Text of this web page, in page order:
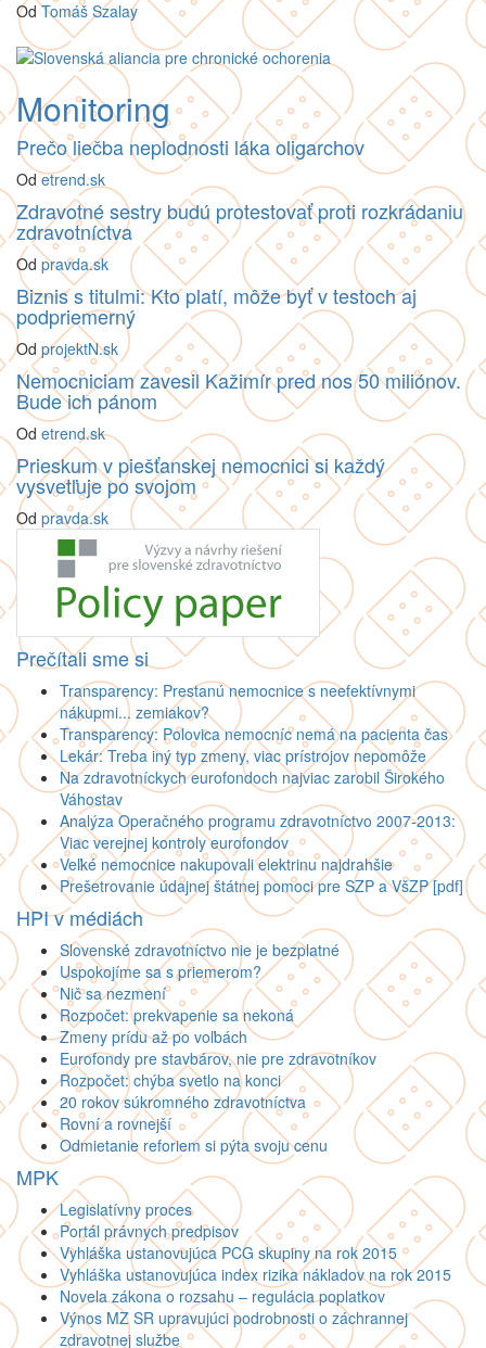
OdTomáš Szalay
Monitoring
Prečo liečba neplodnosti láka oligarchov
Odetrend.sk
Zdravotné sestry budú protestovať proti rozkrádaniu
zdravotníctva
Od pravda.sk
Biznis s titulmi: Kto platí, môže byť v testoch aj
podpriemerný
Od projektN.sk
Nemocniciam zavesil Kažimír pred nos 50 miliónov.
Bude ich pánom
Od etrend.sk
Prieskum v piešťanskej nemocnici si každý
vysvetľuje po svojom
Od pravda.sk
Prečítali sme si
Transparency: Prestanú nemocnice s neefektívnymi
nákupmi... zemiakov?
Transparency: Polovica nemocníc nemá na pacienta čas
Lekár: Treba iný typ zmeny, viac prístrojov nepomôže
Na zdravotníckych eurofondoch najviac zarobil Širokého
Váhostav
Analýza Operačného programu zdravotníctvo 2007-2013:
Viac verejnej kontroly eurofondov
Veľké nemocnice nakupovali elektrinu najdrahšie
Prešetrovanie údajnej štátnej pomoci pre SZP a VšZP [pdf]
HPI v médiách
Slovenské zdravotníctvo nie je bezplatné
Uspokojíme sa s priemerom?
Nič sa nezmení
Rozpočet: prekvapenie sa nekoná
Zmeny prídu až po voľbách
Eurofondy pre stavbárov, nie pre zdravotníkov
Rozpočet: chýba svetlo na konci
20 rokov súkromného zdravotníctva
Rovní a rovnejší
Odmietanie reforiem si pýta svoju cenu
MPK
Legislatívny proces
Portál právnych predpisov
Vyhláška ustanovujúca PCG skupiny na rok 2015
Vyhláška ustanovujúca index rizika nákladov na rok 2015
Novela zákona o rozsahu – regulácia poplatkov
Výnos MZ SR upravujúci podrobnosti o záchrannej
zdravotnej službe